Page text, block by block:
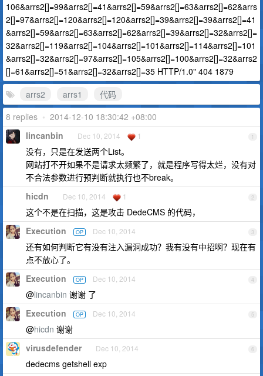
106&arrs2[]=99&arrs2[]=41&arrs2[]=59&arrs2[]=63&arrs2[]=62&arrs
2[]=97&arrs2[]=120&arrs2[]=120&arrs2[]=39&arrs2[]=39&arrs2[]=41
&arrs2[]=59&arrs2[]=63&arrs2[]=62&arrs2[]=39&arrs2[]=32&arrs2[]=
32&arrs2[]=119&arrs2[]=104&arrs2[]=101&arrs2[]=114&arrs2[]=101
&arrs2[]=32&arrs2[]=97&arrs2[]=105&arrs2[]=100&arrs2[]=32&arrs2
[]=61&arrs2[]=51&arrs2[]=32&arrs2[]=35 HTTP/1.0" 404 1879
arrs2
arrs1
代码
8 replies • 2014-12-10 18:30:42 +08:00
1
lincanbin Dec 10, 2014 1
没有，只是在发送两个List。
网站打不开如果不是请求太频繁了，就是程序写得太烂，没有对
不合法参数进行预判断就执行也不break。
2
hicdn Dec 10, 2014 1
这个不是在扫描，这是攻击 DedeCMS 的代码，
3
Execution OP Dec 10, 2014
还有如何判断它有没有注入漏洞成功？我有没有中招啊？现在有
点不放心了。
4
Execution OP Dec 10, 2014
@lincanbin 谢谢 了
5
Execution OP Dec 10, 2014
@hicdn 谢谢
6
virusdefender Dec 10, 2014
dedecms getshell exp